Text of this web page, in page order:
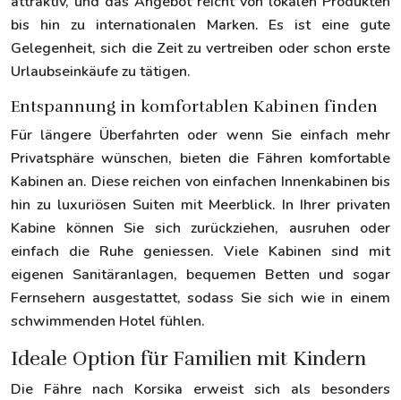
bis hin zu internationalen Marken. Es ist eine gute
Gelegenheit, sich die Zeit zu vertreiben oder schon erste
Urlaubseinkäufe zu tätigen.
Entspannung in komfortablen Kabinen finden
Für längere Überfahrten oder wenn Sie einfach mehr
Privatsphäre wünschen, bieten die Fähren komfortable
Kabinen an. Diese reichen von einfachen Innenkabinen bis
hin zu luxuriösen Suiten mit Meerblick. In Ihrer privaten
Kabine können Sie sich zurückziehen, ausruhen oder
einfach die Ruhe geniessen. Viele Kabinen sind mit
eigenen Sanitäranlagen, bequemen Betten und sogar
Fernsehern ausgestattet, sodass Sie sich wie in einem
schwimmenden Hotel fühlen.
Ideale Option für Familien mit Kindern
Die Fähre nach Korsika erweist sich als besonders